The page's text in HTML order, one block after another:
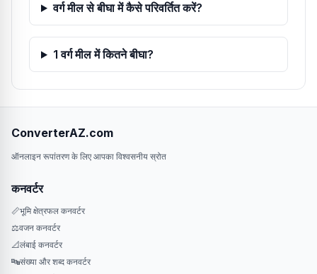
वर्ग मील से बीघा में कैसे परिवर्तित करें?
1 वर्ग मील में कितने बीघा?
ConverterAZ.com
ऑनलाइन रूपांतरण के लिए आपका विश्वसनीय स्रोत
कनवर्टर
📏भूमि क्षेत्रफल कनवर्टर
⚖️वजन कनवर्टर
📐लंबाई कनवर्टर
🔤संख्या और शब्द कनवर्टर